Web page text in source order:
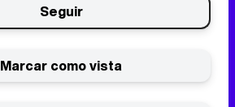
Seguir
Marcar como vista